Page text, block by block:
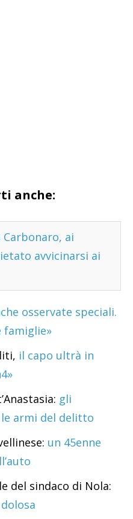
anche:
ai
avvicinarsi ai
osservate speciali.
famiglie»
il capo ultrà in
gli
armi del delitto
un 45enne
del sindaco di Nola: